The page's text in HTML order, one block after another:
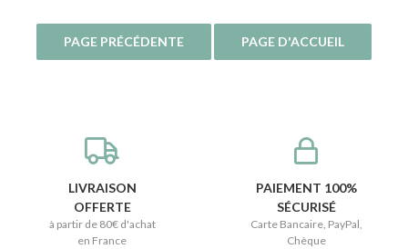
LIVRAISON
OFFERTE
à partir de 80€ d'achat
en France
PAIEMENT 100%
SÉCURISÉ
Carte Bancaire, PayPal,
Chèque